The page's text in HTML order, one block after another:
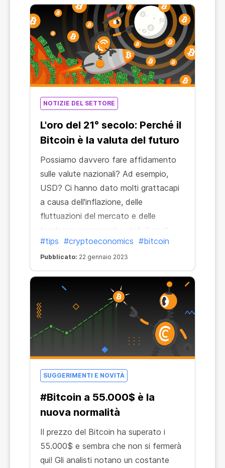
NOTIZIE DEL SETTORE
L'oro del 21° secolo: Perché il
Bitcoin è la valuta del futuro
Possiamo davvero fare affidamento
sulle valute nazionali? Ad esempio,
USD? Ci hanno dato molti grattacapi
a causa dell'inflazione, delle
fluttuazioni del mercato e delle
tendenze economiche globali negli
ultimi anni. Il tasso di inflazione del
dollaro USA nel 2022 ha superato il
massimo storico da 40 anni e ha
raggiunto il 7,9%.
#tips #cryptoeconomics #bitcoin
Pubblicato: 22 gennaio 2023
SUGGERIMENTI E NOVITÀ
#Bitcoin a 55.000$ è la
nuova normalità
Il prezzo del Bitcoin ha superato i
55.000$ e sembra che non si fermerà
qui! Gli analisti notano un costante